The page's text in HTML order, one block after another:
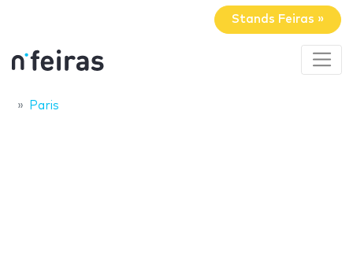
Stands Feiras »
Paris